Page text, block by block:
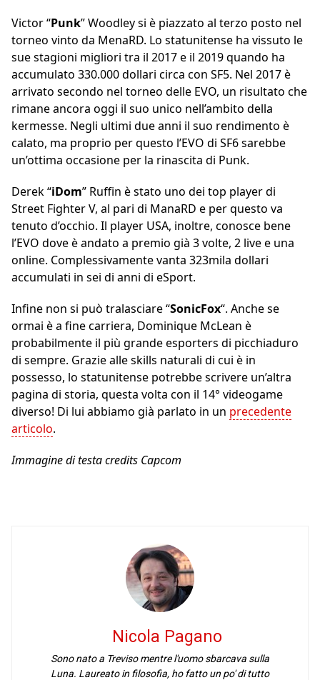
Victor “Punk” Woodley si è piazzato al terzo posto nel
torneo vinto da MenaRD. Lo statunitense ha vissuto le
sue stagioni migliori tra il 2017 e il 2019 quando ha
accumulato 330.000 dollari circa con SF5. Nel 2017 è
arrivato secondo nel torneo delle EVO, un risultato che
rimane ancora oggi il suo unico nell’ambito della
kermesse. Negli ultimi due anni il suo rendimento è
calato, ma proprio per questo l’EVO di SF6 sarebbe
un’ottima occasione per la rinascita di Punk.
Derek “iDom” Ruffin è stato uno dei top player di
Street Fighter V, al pari di ManaRD e per questo va
tenuto d’occhio. Il player USA, inoltre, conosce bene
l’EVO dove è andato a premio già 3 volte, 2 live e una
online. Complessivamente vanta 323mila dollari
accumulati in sei di anni di eSport.
Infine non si può tralasciare “SonicFox“. Anche se
ormai è a fine carriera, Dominique McLean è
probabilmente il più grande esporters di picchiaduro
di sempre. Grazie alle skills naturali di cui è in
possesso, lo statunitense potrebbe scrivere un’altra
pagina di storia, questa volta con il 14° videogame
diverso! Di lui abbiamo già parlato in un precedente
articolo.
Immagine di testa credits Capcom
Nicola Pagano
Sono nato a Treviso mentre l'uomo sbarcava sulla
Luna. Laureato in filosofia, ho fatto un po' di tutto